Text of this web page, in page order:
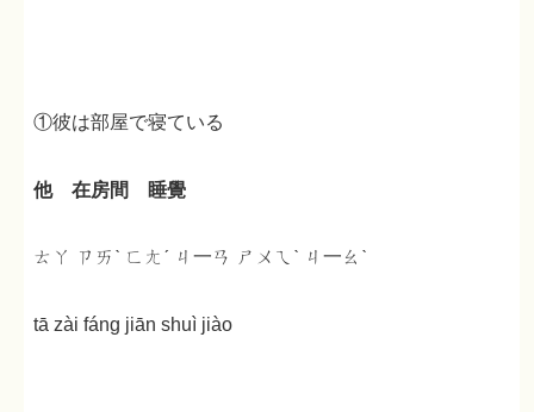
①彼は部屋で寝ている
他 在房間 睡覺
ㄊㄚ ㄗㄞˋ ㄈㄤˊ ㄐ一ㄢ ㄕㄨㄟˋ ㄐ一ㄠˋ
tā zài fáng jiān shuì jiào